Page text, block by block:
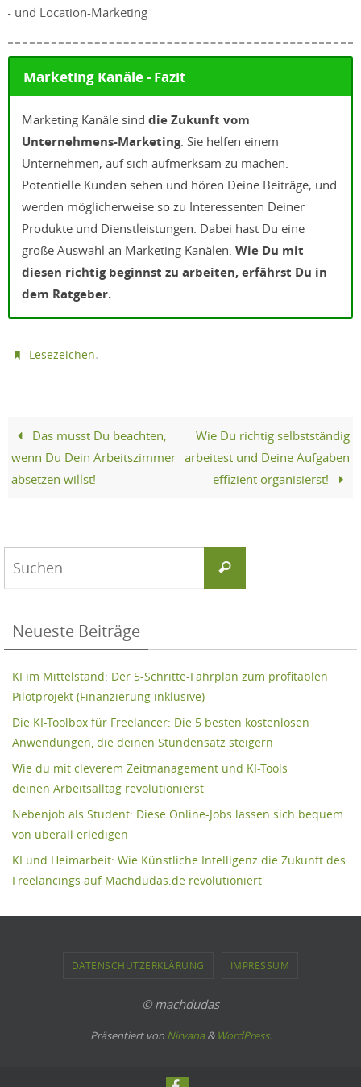
und Location-Marketing
Marketing Kanäle - Fazit
Marketing Kanäle sinddie Zukunft vom
Unternehmens-Marketing. Sie helfen einem
Unternehmen, auf sich aufmerksam zu machen.
Potentielle Kunden sehen und hören Deine Beiträge, und
werden möglicherweise so zu Interessenten Deiner
Produkte und Dienstleistungen. Dabei hast Du eine
große Auswahl an Marketing Kanälen.Wie Du mit
diesen richtig beginnst zu arbeiten, erfährst Du in
dem Ratgeber.
Lesezeichen.
Das musst Du beachten,
wenn Du Dein Arbeitszimmer
absetzen willst!
Wie Du richtig selbstständig
arbeitest und Deine Aufgaben
effizient organisierst!
Suchen
Neueste Beiträge
KI im Mittelstand: Der 5-Schritte-Fahrplan zum profitablen
Pilotprojekt (Finanzierung inklusive)
Die KI-Toolbox für Freelancer: Die 5 besten kostenlosen
Anwendungen, die deinen Stundensatz steigern
Wie du mit cleverem Zeitmanagement und KI-Tools
deinen Arbeitsalltag revolutionierst
Nebenjob als Student: Diese Online-Jobs lassen sich bequem
von überall erledigen
KI und Heimarbeit: Wie Künstliche Intelligenz die Zukunft des
Freelancings auf Machdudas.de revolutioniert
DATENSCHUTZERKLÄRUNG IMPRESSUM
© machdudas
Präsentiert von Nirvana& WordPress.